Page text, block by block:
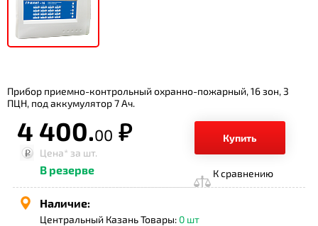
Прибор приемно-контрольный охранно-пожарный, 16 зон, 3
ПЦН, под аккумулятор 7 Ач.
4 400.00 р.
Купить
Цена* за шт.
В резерве К сравнению
Наличие:
Центральный Казань Товары: 0 шт